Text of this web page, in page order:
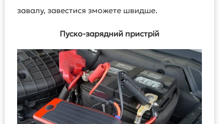
завалу, завестися зможете швидше.
Пуско-зарядний пристрій